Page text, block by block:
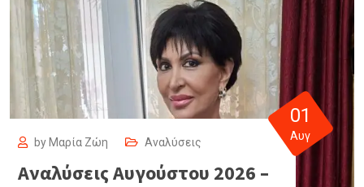
by Μαρία Ζώη Αναλύσεις
Αναλύσεις Αυγούστου 2026 –
01
Αυγ